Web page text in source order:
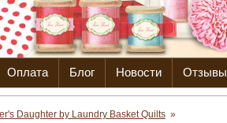
Оплата Блог Новости Отзывы
Daughter by Laundry Basket Quilts »